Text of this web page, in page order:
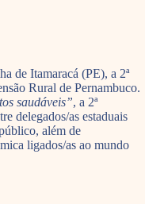
de Itamaracá (PE), a 2ª
Rural de Pernambuco.
saudáveis”, a 2ª
delegados/as estaduais
além de
ligados/as ao mundo